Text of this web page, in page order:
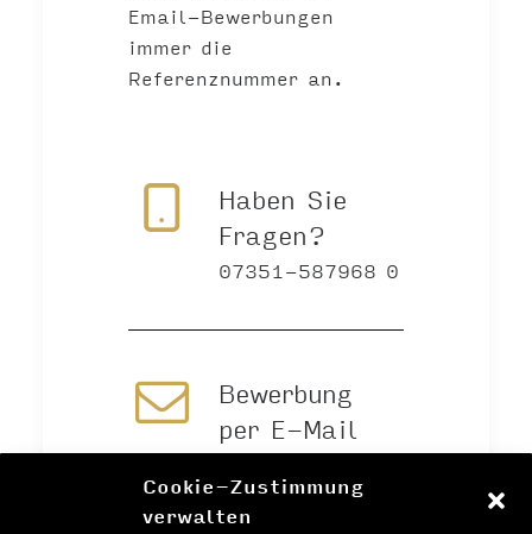
Cookie-Zustimmung
verwalten
Email-Bewerbungen
immer die
Referenznummer an.
Haben Sie
Fragen?
07351-587968 0
Bewerbung
per E-Mail